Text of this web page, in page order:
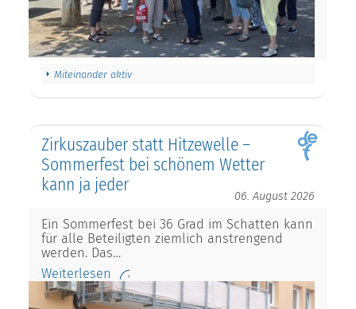
Miteinander aktiv
Zirkuszauber statt Hitzewelle –
Sommerfest bei schönem Wetter
kann ja jeder
06. August 2026
Ein Sommerfest bei 36 Grad im Schatten kann
für alle Beteiligten ziemlich anstrengend
werden. Das…
Weiterlesen